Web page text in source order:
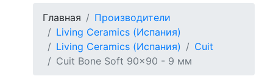
Главная
Производители
Living Ceramics (Испания)
Living Ceramics (Испания)
Cuit
Cuit Bone Soft 90x90 - 9 мм